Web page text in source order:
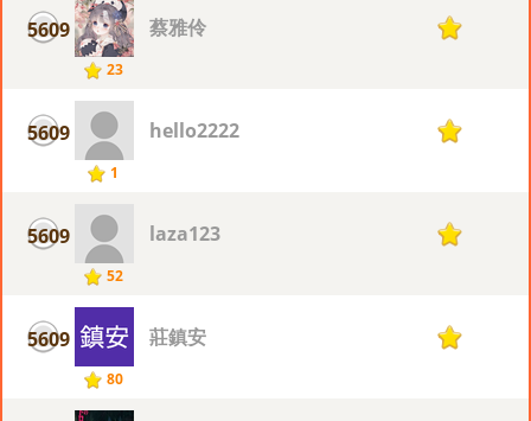
5609
23
蔡雅伶 1
5609
1
hello2222 1
5609
52
laza123 1
5609
80
莊鎮安 1